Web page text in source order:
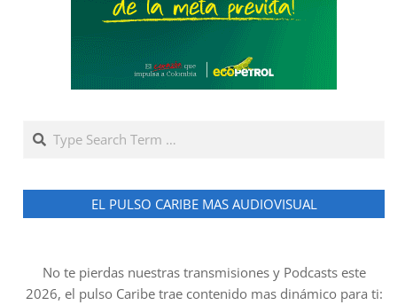
Search
EL PULSO CARIBE MAS AUDIOVISUAL
No te pierdas nuestras transmisiones y Podcasts este
2026, el pulso Caribe trae contenido mas dinámico para ti: